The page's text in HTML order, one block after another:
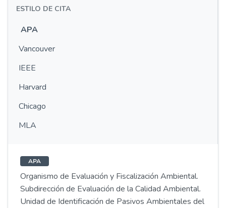
ESTILO DE CITA
APA
Vancouver
IEEE
Harvard
Chicago
MLA
APA
Organismo de Evaluación y Fiscalización Ambiental.
Subdirección de Evaluación de la Calidad Ambiental.
Unidad de Identificación de Pasivos Ambientales del